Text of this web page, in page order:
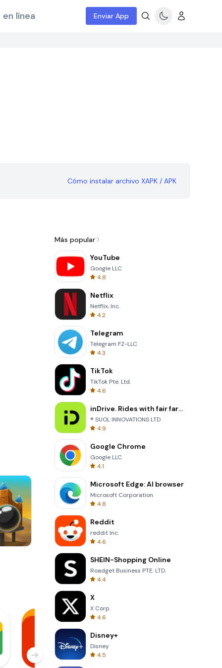
línea Enviar App
Cómo instalar archivo XAPK / APK
Totemia Cursed Marbels
Más popular
YouTube
Google LLC
4.8
Netflix
Netflix, Inc.
4.2
Telegram
Telegram FZ-LLC
4.3
TikTok
TikTok Pte. Ltd.
4.6
inDrive. Rides with fair fares
® SUOL INNOVATIONS LTD
4.9
Google Chrome
Google LLC
4.1
Microsoft Edge: AI browser
Microsoft Corporation
4.8
Reddit
reddit Inc.
4.6
SHEIN-Shopping Online
Roadget Business PTE. LTD.
4.4
X
X Corp.
4.6
Disney+
Disney
4.5